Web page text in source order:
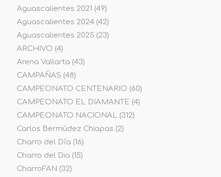
Aguascalientes 2021 (49)
Aguascalientes 2024(42)
Aguascalientes 2025 (23)
ARCHIVO (4)
Arena Vallarta (43)
CAMPAÑAS (48)
CAMPEONATO CENTENARIO (60)
CAMPEONATO EL DIAMANTE (4)
CAMPEONATO NACIONAL(312)
Carlos Bermúdez Chiapas (2)
Charro del Día (16)
Charro del Dia (15)
CharroFAN (32)